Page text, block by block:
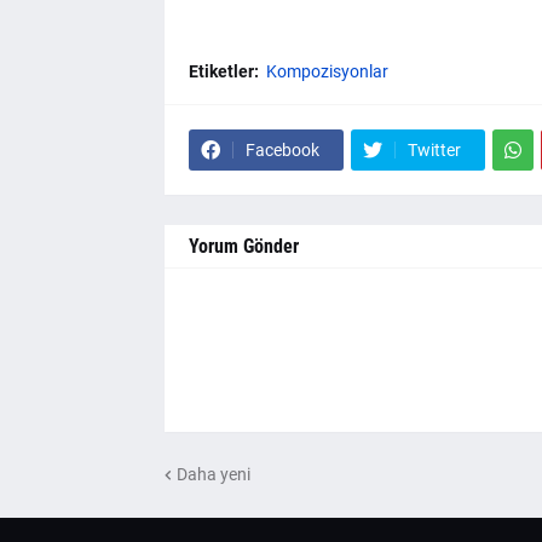
Etiketler: Kompozisyonlar
Facebook Twitter
Yorum Gönder
Daha yeni